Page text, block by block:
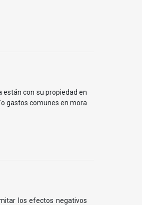
están con su propiedad en
gastos comunes en mora
los efectos negativos